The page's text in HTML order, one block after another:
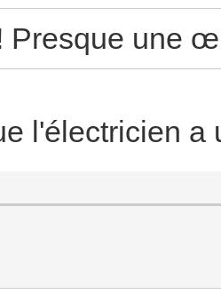
profitera a tout
: